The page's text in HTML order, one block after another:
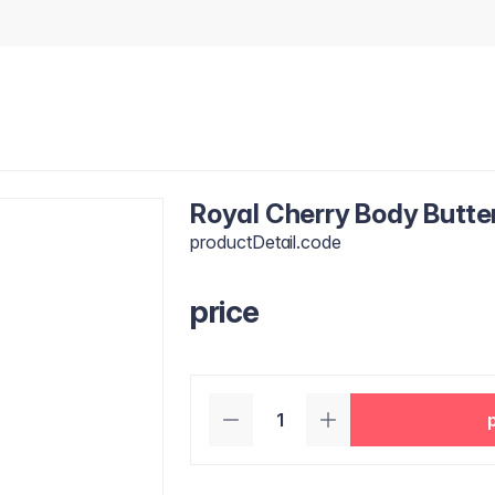
Royal Cherry Body
productDetail.code
price